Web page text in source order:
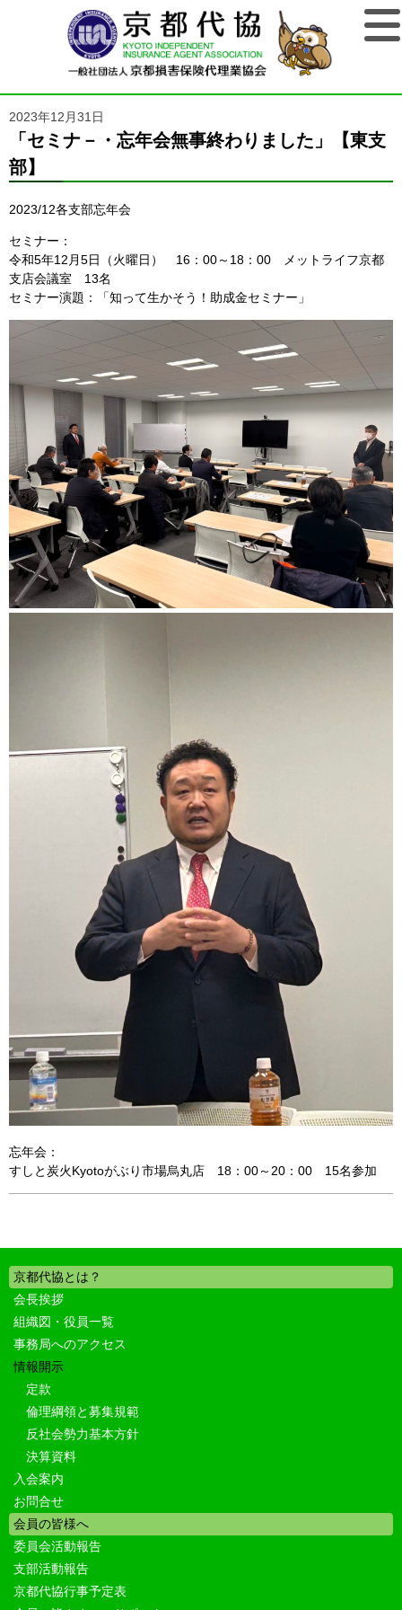
2023年12月31日
「セミナ－・忘年会無事終わりました」【東支
部】
2023/12各支部忘年会
セミナー：
令和5年12月5日（火曜日） 16：00～18：00 メットライフ京都
支店会議室 13名
セミナー演題：「知って生かそう！助成金セミナー」
忘年会：
すしと炭火Kyotoがぶり市場烏丸店 18：00～20：00 15名参加
京都代協とは？
会長挨拶
組織図・役員一覧
事務局へのアクセス
情報開示
定款
倫理綱領と募集規範
反社会勢力基本方針
決算資料
入会案内
お問合せ
会員の皆様へ
委員会活動報告
支部活動報告
京都代協行事予定表